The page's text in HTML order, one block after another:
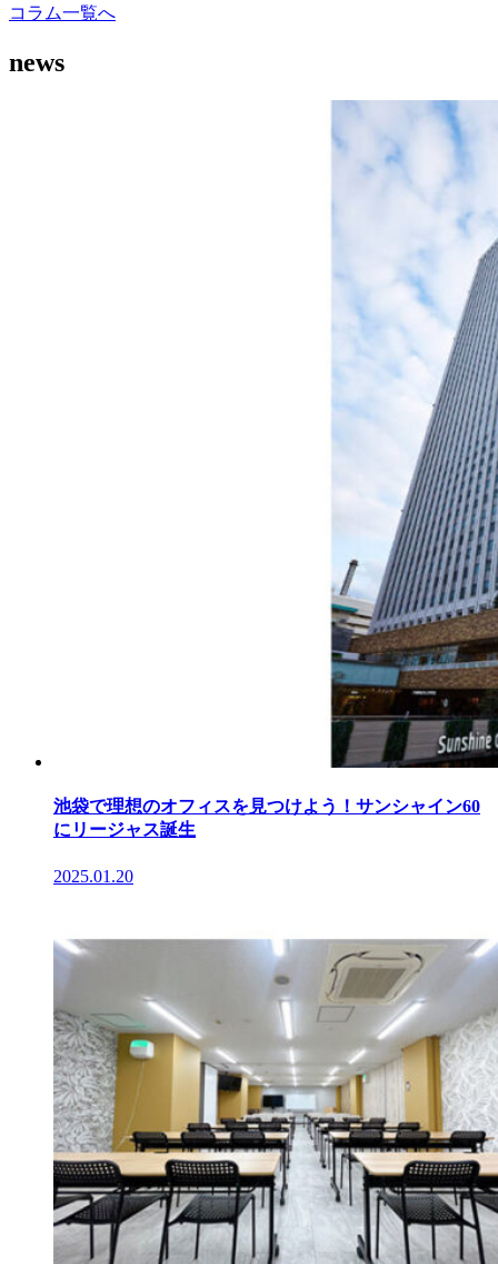
コラム一覧へ
news
池袋で理想のオフィスを見つけよう！サンシャイン60
にリージャス誕生
2025.01.20